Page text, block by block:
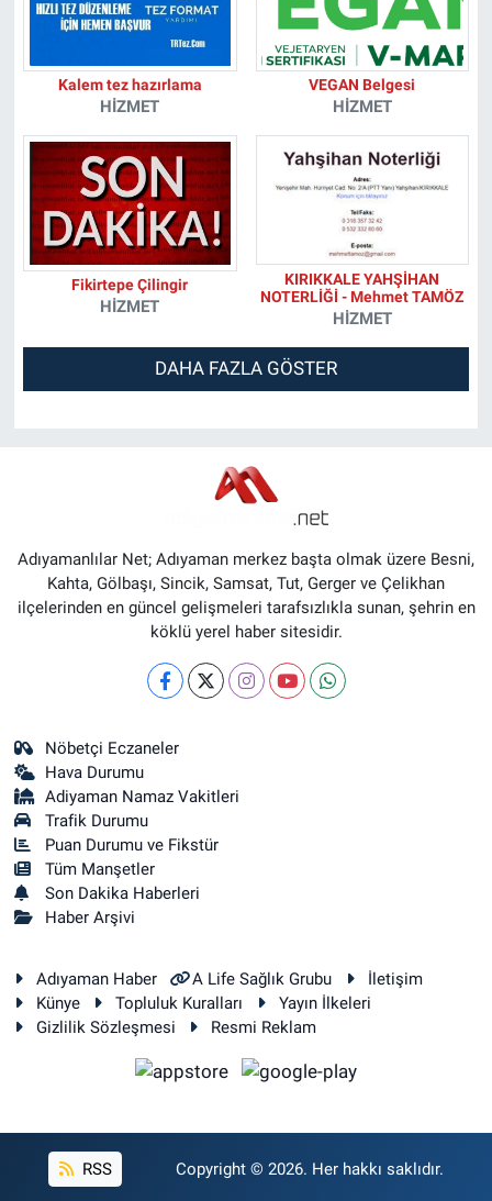
Kalem tez hazırlama
HIZMET
VEGAN Belgesi
HIZMET
Fikirtepe Çilingir
HIZMET
KIRIKKALE YAHŞİHAN
NOTERLİĞİ - Mehmet TAMÖZ
HIZMET
DAHA FAZLA GÖSTER
Adıyamanlılar Net; Adıyaman merkez başta olmak üzere Besni,
Kahta, Gölbaşı, Sincik, Samsat, Tut, Gerger ve Çelikhan
ilçelerinden en güncel gelişmeleri tarafsızlıkla sunan, şehrin en
köklü yerel haber sitesidir.
Nöbetçi Eczaneler
Hava Durumu
Adiyaman Namaz Vakitleri
Trafik Durumu
Puan Durumu ve Fikstür
Tüm Manşetler
Son Dakika Haberleri
Haber Arşivi
Adıyaman Haber A Life Sağlık Grubu
İletişim
Künye
Topluluk Kuralları
Yayın İlkeleri
Gizlilik Sözleşmesi
Resmi Reklam
RSS Copyright © 2026. Her hakkı saklıdır.